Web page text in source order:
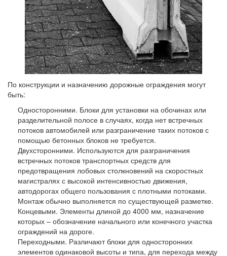
По конструкции и назначению дорожные ограждения могут
быть:
Односторонними. Блоки для установки на обочинах или
разделительной полосе в случаях, когда нет встречных
потоков автомобилей или разграничение таких потоков с
помощью бетонных блоков не требуется.
Двухсторонними. Используются для разграничения
встречных потоков транспортных средств для
предотвращения лобовых столкновений на скоростных
магистралях с высокой интенсивностью движения,
автодорогах общего пользования с плотными потоками.
Монтаж обычно выполняется по существующей разметке.
Концевыми. Элементы длиной до 4000 мм, назначение
которых – обозначение начального или конечного участка
ограждений на дороге.
Переходными. Различают блоки для односторонних
элементов одинаковой высоты и типа, для перехода между